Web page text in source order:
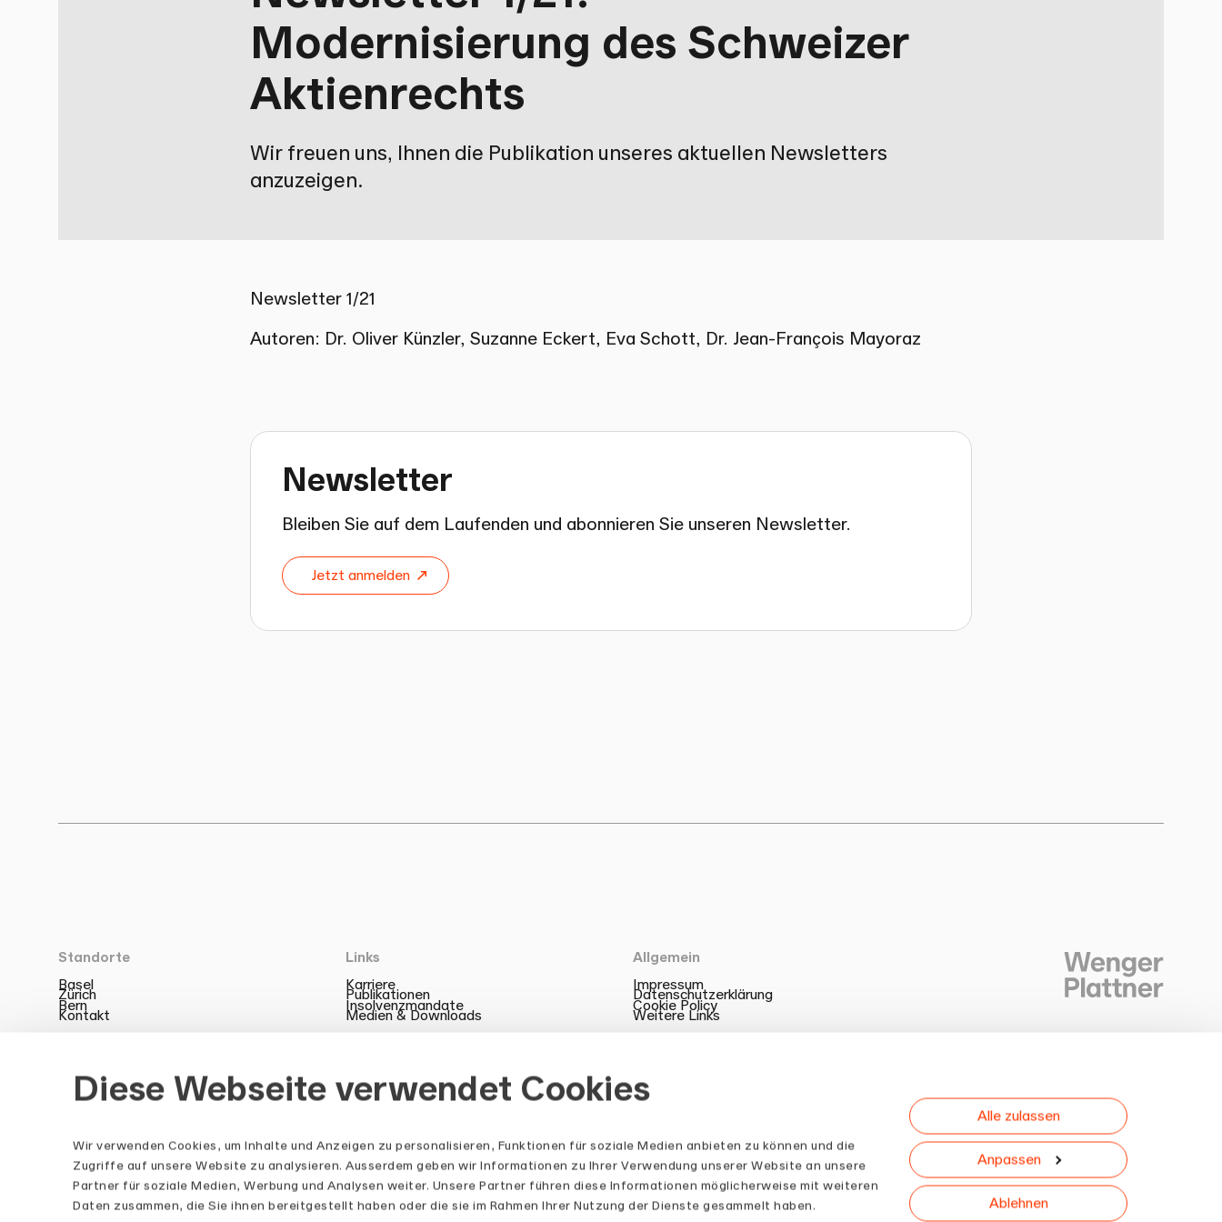
Diese Webseite verwendet Cookies
Wir verwenden Cookies, um Inhalte und Anzeigen zu personalisieren, Funktionen für soziale Medien anbieten zu können und die
Zugriffe auf unsere Website zu analysieren. Ausserdem geben wir Informationen zu Ihrer Verwendung unserer Website an unsere
Partner für soziale Medien, Werbung und Analysen weiter. Unsere Partner führen diese Informationen möglicherweise mit weiteren
Daten zusammen, die Sie ihnen bereitgestellt haben oder die sie im Rahmen Ihrer Nutzung der Dienste gesammelt haben.
Alle zulassen
Anpassen
Ablehnen
Modernisierung des Schweizer
Aktienrechts
Wir freuen uns, Ihnen die Publikation unseres aktuellen Newsletters
anzuzeigen.
Newsletter 1/21
Autoren: Dr. Oliver Künzler, Suzanne Eckert, Eva Schott, Dr. Jean-François Mayoraz
Newsletter
Bleiben Sie auf dem Laufenden und abonnieren Sie unseren Newsletter.
Jetzt anmelden
Standorte
Basel
Zürich
Bern
Kontakt
Links
Karriere
Publikationen
Insolvenzmandate
Medien & Downloads
Allgemein
Impressum
Datenschutzerklärung
Cookie Policy
Weitere Links
LinkedIn
Newsletter